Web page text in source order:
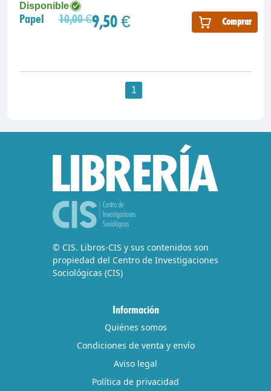
Disponible
Papel 10,00 €9,50 € Comprar
1
© CIS. Libros-CIS y sus contenidos son
propiedad del Centro de Investigaciones
Sociológicas (CIS)
Información
Quiénes somos
Condiciones de venta y envío
Aviso legal
Política de privacidad